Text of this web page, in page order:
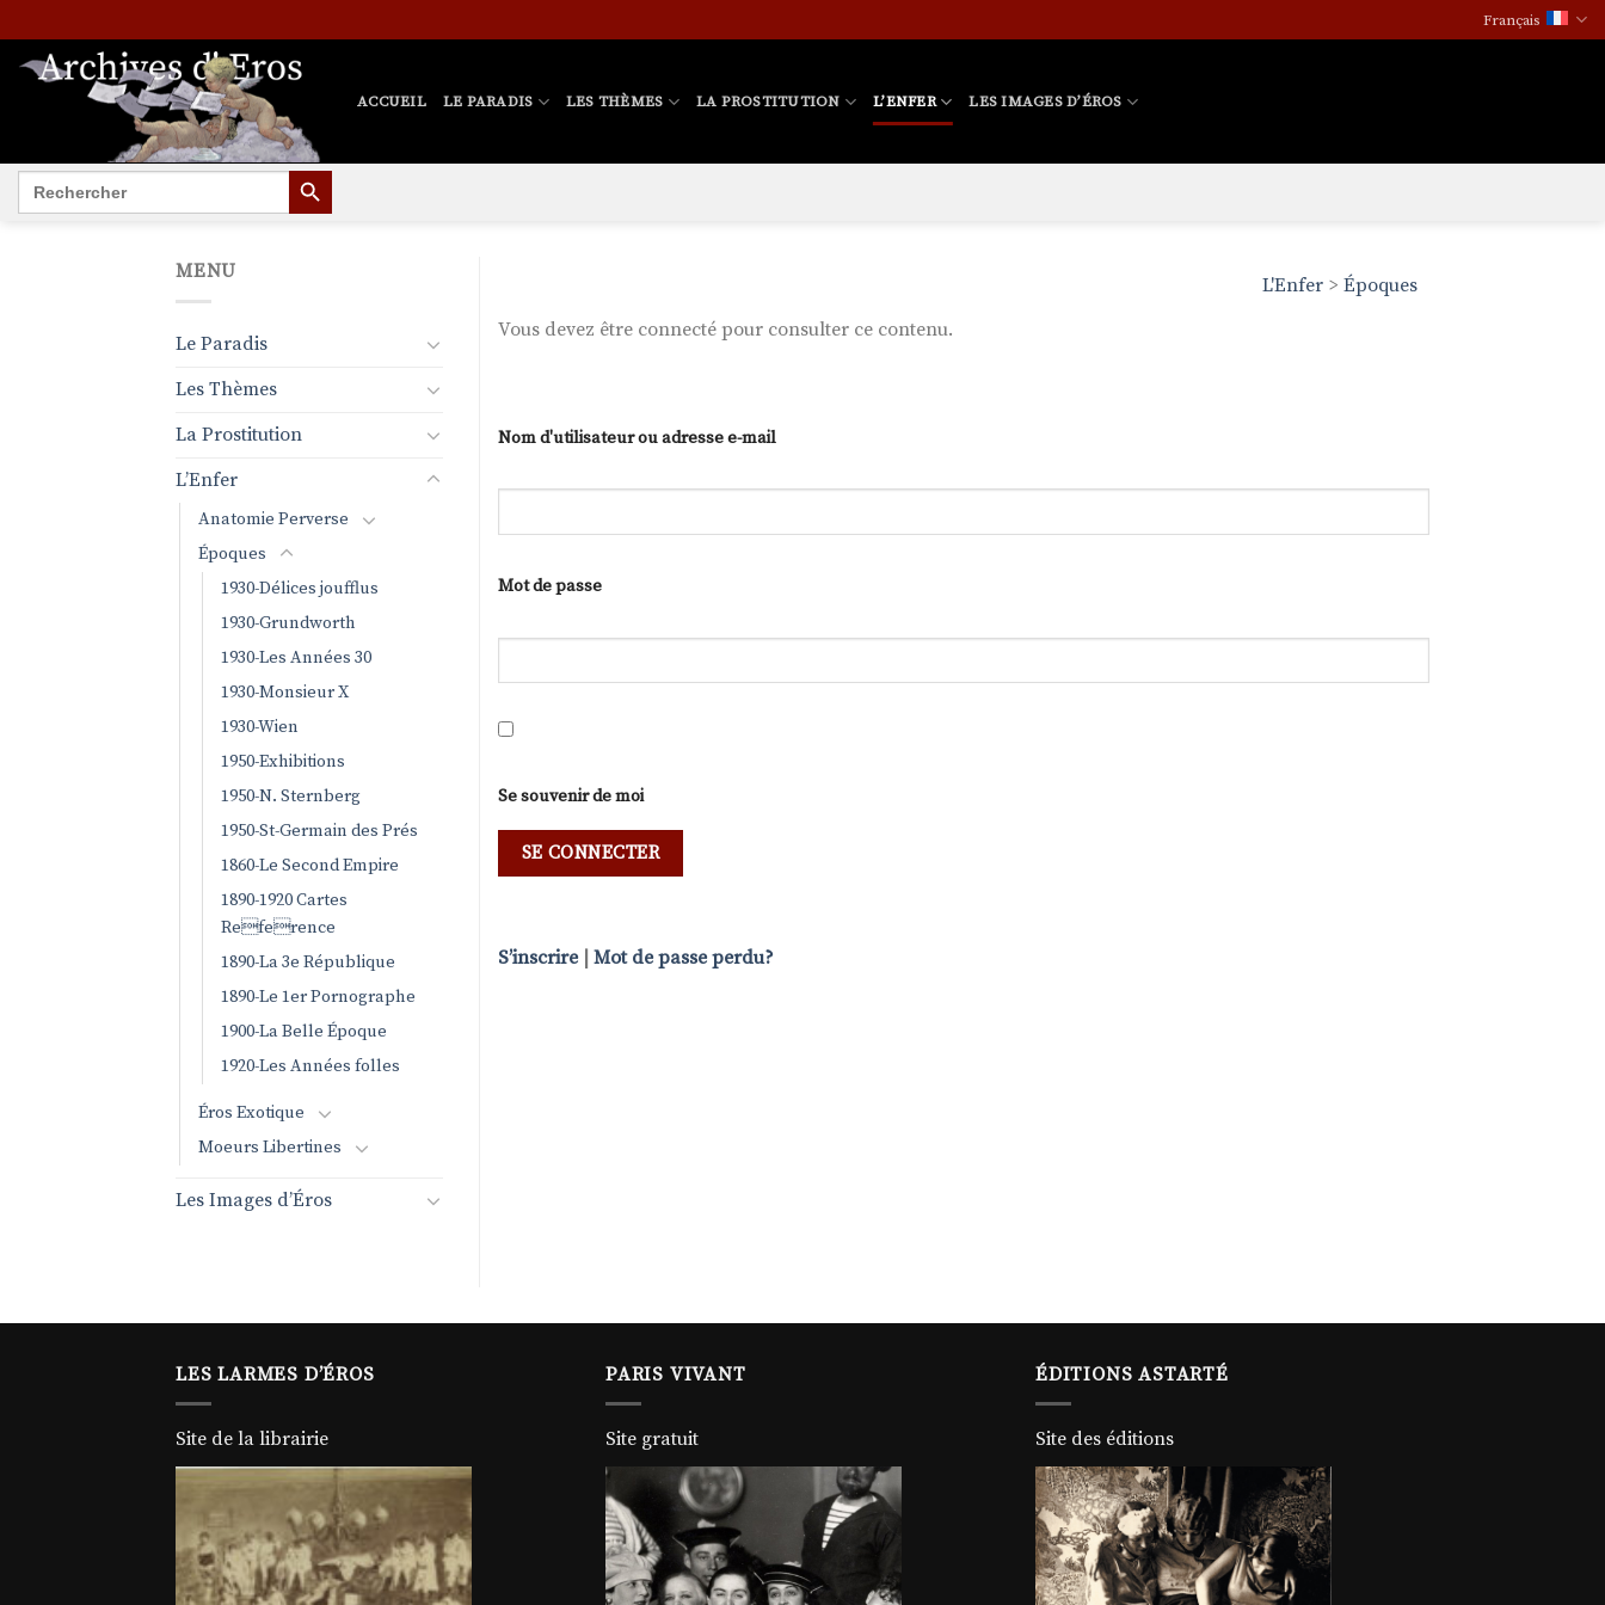
au
contenu
Français
ACCUEIL LE PARADIS LES THÈMES LA PROSTITUTION L’ENFER LES IMAGES D’ÉROS
Search
for:
SEARCH BUTTON
L'Enfer > Époques
Vous devez être connecté pour consulter ce contenu.
Nom d'utilisateur ou adresse e-mail
Mot de passe
Se souvenir de moi
S’inscrire Mot de passe perdu?
MENU
Le Paradis
Les Thèmes
La Prostitution
L’Enfer
Anatomie Perverse
Époques
1930-Délices joufflus
1930-Grundworth
1930-Les Années 30
1930-Monsieur X
1930-Wien
1950-Exhibitions
1950-N. Sternberg
1950-St-Germain des Prés
1860-Le Second Empire
1890-1920 Cartes
Reference
1890-La 3e République
1890-Le 1er Pornographe
1900-La Belle Époque
1920-Les Années folles
Éros Exotique
Moeurs Libertines
Les Images d’Éros
LES LARMES D’ÉROS
Site de la librairie
PARIS VIVANT
Site gratuit
ÉDITIONS ASTARTÉ
Site des éditions